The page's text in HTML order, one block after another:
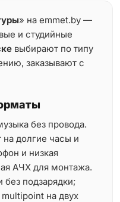
» на emmet.by —
и студийные
выбирают по типу
заказывают с
без провода.
долгие часы и
и низкая
АЧХ для монтажа.
подзарядки;
на двух